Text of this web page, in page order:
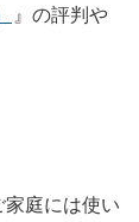
』の評判や
庭には使い